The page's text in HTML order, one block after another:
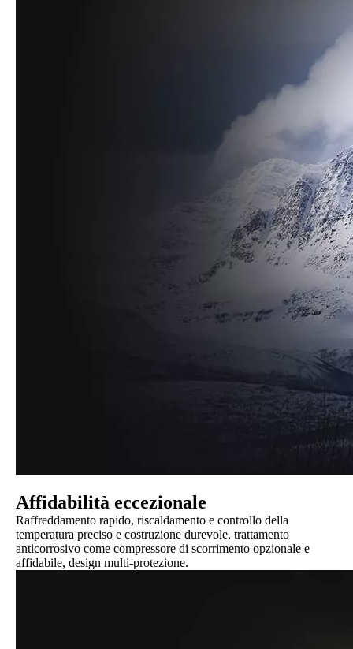
Affidabilità eccezionale
Raffreddamento rapido, riscaldamento e controllo della
temperatura preciso e costruzione durevole, trattamento
anticorrosivo come compressore di scorrimento opzionale e
affidabile, design multi-protezione.